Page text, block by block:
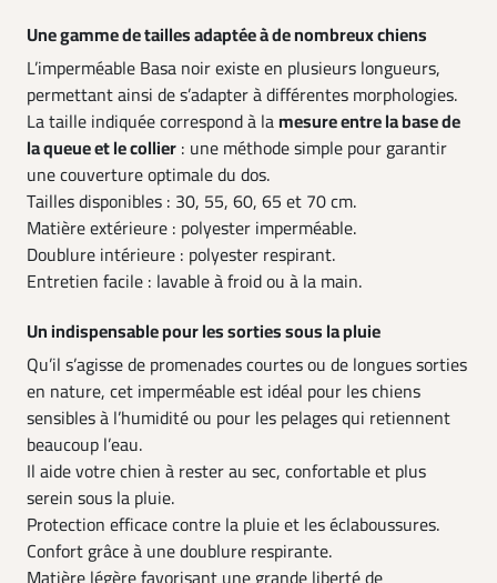
Une gamme de tailles adaptée à de nombreux chiens
L’imperméable Basa noir existe en plusieurs longueurs,
permettant ainsi de s’adapter à différentes morphologies.
La taille indiquée correspond à lamesure entre la base de
la queue et le collier : une méthode simple pour garantir
une couverture optimale du dos.
Tailles disponibles : 30, 55, 60, 65 et 70 cm.
Matière extérieure : polyester imperméable.
Doublure intérieure : polyester respirant.
Entretien facile : lavable à froid ou à la main.
Un indispensable pour les sorties sous la pluie
Qu’il s’agisse de promenades courtes ou de longues sorties
en nature, cet imperméable est idéal pour les chiens
sensibles à l’humidité ou pour les pelages qui retiennent
beaucoup l’eau.
Il aide votre chien à rester au sec, confortable et plus
serein sous la pluie.
Protection efficace contre la pluie et les éclaboussures.
Confort grâce à une doublure respirante.